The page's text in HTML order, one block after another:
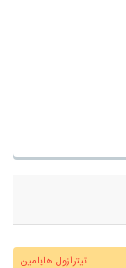
تیترازول هایامین